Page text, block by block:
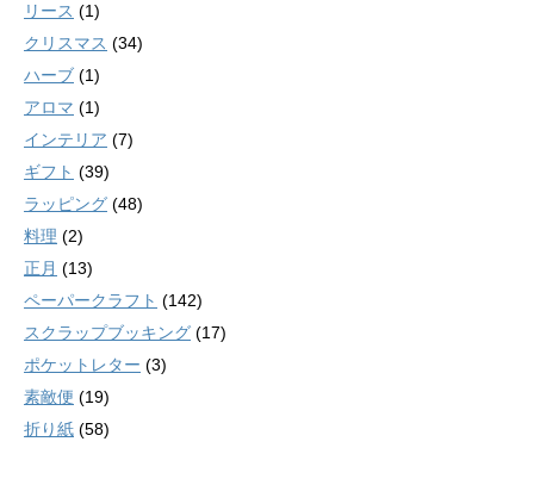
リース (1)
クリスマス (34)
ハーブ (1)
アロマ (1)
インテリア (7)
ギフト (39)
ラッピング (48)
料理 (2)
正月 (13)
ペーパークラフト (142)
スクラップブッキング (17)
ポケットレター (3)
素敵便 (19)
折り紙 (58)